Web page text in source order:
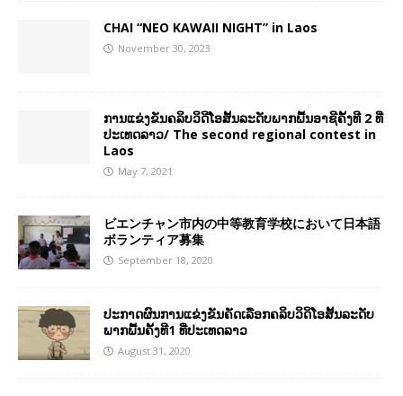
CHAI “NEO KAWAII NIGHT” in Laos
November 30, 2023
ການແຂ່ງຂັນຄລິບວິດີໂອສັ້ນລະດັບພາກພື້ນອາຊີຄັ້ງທີ 2 ທີ່
ປະເທດລາວ/ The second regional contest in
Laos
May 7, 2021
ビエンチャン市内の中等教育学校において日本語
ボランティア募集
September 18, 2020
ປະກາດຜົນການແຂ່ງຂັນຄັດເລືອກຄລິບວິດິໂອສັ້ນລະດັບ
ພາກພື້ນຄັ້ງທີ1 ທີ່ປະເທດລາວ
August 31, 2020